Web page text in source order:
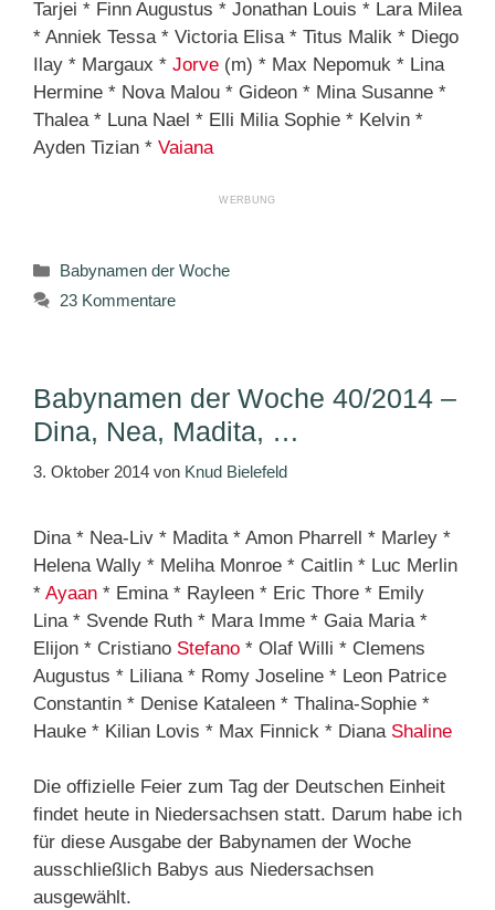
Tarjei * Finn Augustus * Jonathan Louis * Lara Milea
* Anniek Tessa * Victoria Elisa * Titus Malik * Diego
Ilay * Margaux * Jorve (m) * Max Nepomuk * Lina
Hermine * Nova Malou * Gideon * Mina Susanne *
Thalea * Luna Nael * Elli Milia Sophie * Kelvin *
Ayden Tizian * Vaiana
Kategorien
Babynamen der Woche
23 Kommentare
Babynamen der Woche 40/2014 –
Dina, Nea, Madita, …
3. Oktober 2014 von Knud Bielefeld
Dina * Nea-Liv * Madita * Amon Pharrell * Marley *
Helena Wally * Meliha Monroe * Caitlin * Luc Merlin
* Ayaan * Emina * Rayleen * Eric Thore * Emily
Lina * Svende Ruth * Mara Imme * Gaia Maria *
Elijon * Cristiano Stefano * Olaf Willi * Clemens
Augustus * Liliana * Romy Joseline * Leon Patrice
Constantin * Denise Kataleen * Thalina-Sophie *
Hauke * Kilian Lovis * Max Finnick * Diana Shaline
Die offizielle Feier zum Tag der Deutschen Einheit
findet heute in Niedersachsen statt. Darum habe ich
für diese Ausgabe der Babynamen der Woche
ausschließlich Babys aus Niedersachsen
ausgewählt.